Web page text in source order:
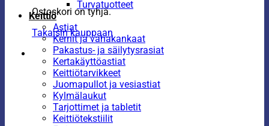
Ostoskori on tyhjä.
Takaisin kauppaan
Turvatuotteet
Keittiö
Astiat
Kernit ja vahakankaat
Pakastus- ja säilytysrasiat
Kertakäyttöastiat
Keittiötarvikkeet
Juomapullot ja vesiastiat
Kylmälaukut
Tarjottimet ja tabletit
Keittiötekstiilit